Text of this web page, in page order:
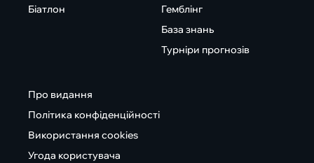
Біатлон
Гемблінг
База знань
Турніри прогнозів
Про видання
Політика конфіденційності
Використання cookies
Угода користувача